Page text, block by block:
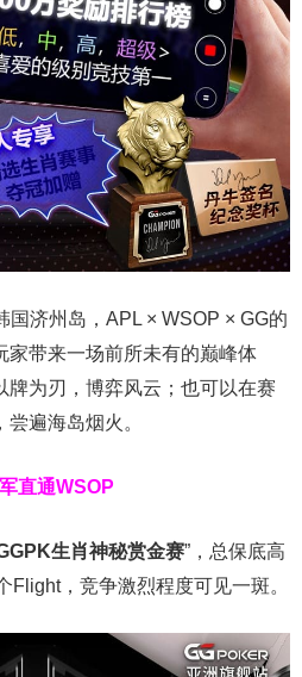
国济州岛，APL × WSOP × GG的
家带来一场前所未有的巅峰体
牌为刃，博弈风云；也可以在赛
遍海岛烟火。
直通WSOP
生肖神秘赏金赛”，总保底高
Flight，竞争激烈程度可见一斑。